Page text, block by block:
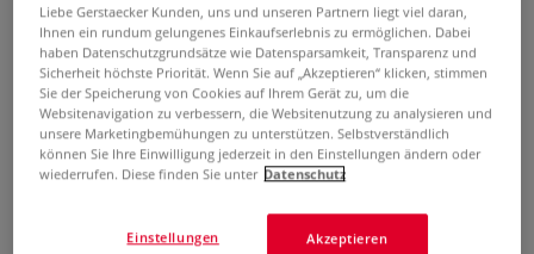
MAGNANI 1404® ANNIGONI
Zeichenpapier, Bogen
0 Bewertungen
MAGNANI 1404 ANNIGONI ist ideal geeignet für Graphit,
Kohle, Rötel, Pastell sowie Aquarell, Gouache, Tusche. Aus
Liebe Gerstaecker Kunden, uns und unseren Partnern liegt viel daran,
Ihnen ein rundum gelungenes Einkaufserlebnis zu ermöglichen. Dabei
haben Datenschutzgrundsätze wie Datensparsamkeit, Transparenz und
Sicherheit höchste Priorität. Wenn Sie auf „Akzeptieren“ klicken, stimmen
Sie der Speicherung von Cookies auf Ihrem Gerät zu, um die
Websitenavigation zu verbessern, die Websitenutzung zu analysieren und
unsere Marketingbemühungen zu unterstützen. Selbstverständlich
können Sie Ihre Einwilligung jederzeit in den Einstellungen ändern oder
wiederrufen. Diese finden Sie unter Datenschutz
Akzeptieren
Einstellungen